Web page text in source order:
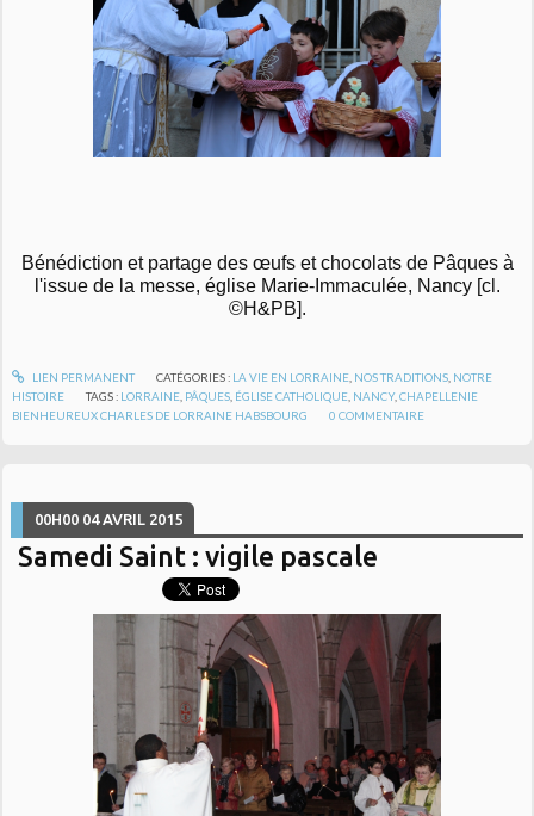
Bénédiction et partage des œufs et chocolats de Pâques à
l'issue de la messe, église Marie-Immaculée, Nancy [cl.
©H&PB].
LIEN PERMANENT CATÉGORIES : LA VIE EN LORRAINE, NOS TRADITIONS, NOTRE
HISTOIRE
TAGS : LORRAINE, PÂQUES, ÉGLISE CATHOLIQUE, NANCY,CHAPELLENIE
BIENHEUREUX CHARLES DE LORRAINE HABSBOURG
0 COMMENTAIRE
00H00 04 AVRIL 2015
Samedi Saint : vigile pascale